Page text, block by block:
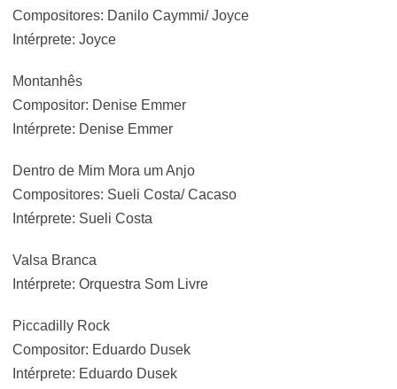
Compositores: Danilo Caymmi/ Joyce
Intérprete: Joyce
Montanhês
Compositor: Denise Emmer
Intérprete: Denise Emmer
Dentro de Mim Mora um Anjo
Compositores: Sueli Costa/ Cacaso
Intérprete: Sueli Costa
Valsa Branca
Intérprete: Orquestra Som Livre
Piccadilly Rock
Compositor: Eduardo Dusek
Intérprete: Eduardo Dusek